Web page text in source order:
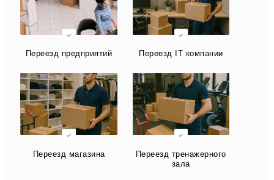
Переезд предприятий Переезд IT компании
Переезд магазина
Переезд тренажерного
зала